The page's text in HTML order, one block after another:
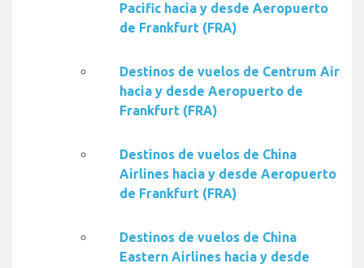
Pacific hacia y desde Aeropuerto
de Frankfurt (FRA)
Destinos de vuelos de Centrum Air
hacia y desde Aeropuerto de
Frankfurt (FRA)
Destinos de vuelos de China
Airlines hacia y desde Aeropuerto
de Frankfurt (FRA)
Destinos de vuelos de China
Eastern Airlines hacia y desde